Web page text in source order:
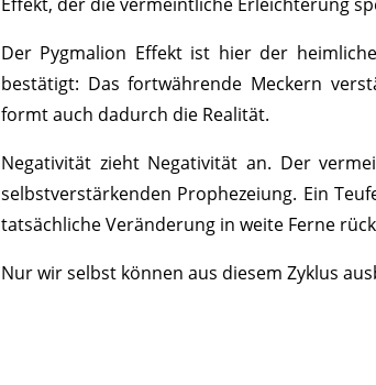
Der Pygmalion Effekt ist hier der
bestätigt: Das fortwährende Meckern
formt auch dadurch die Realität.
Negativität zieht Negativität an. Der
selbstverstärkenden Prophezeiung. Ein
tatsächliche Veränderung in weite Ferne
Nur wir selbst können aus diesem Zyklus